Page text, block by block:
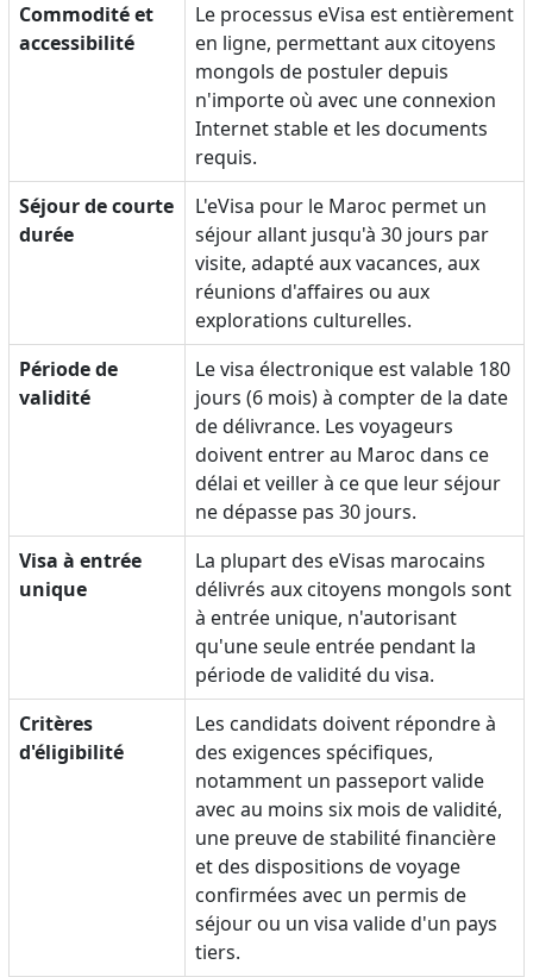
Commodité et
accessibilité
Le processus eVisa est entièrement
en ligne, permettant aux citoyens
mongols de postuler depuis
n'importe où avec une connexion
Internet stable et les documents
requis.
Séjour de courte
durée
L'eVisa pour le Maroc permet un
séjour allant jusqu'à 30 jours par
visite, adapté aux vacances, aux
réunions d'affaires ou aux
explorations culturelles.
Période de
validité
Le visa électronique est valable 180
jours (6 mois) à compter de la date
de délivrance. Les voyageurs
doivent entrer au Maroc dans ce
délai et veiller à ce que leur séjour
ne dépasse pas 30 jours.
Visa à entrée
unique
La plupart des eVisas marocains
délivrés aux citoyens mongols sont
à entrée unique, n'autorisant
qu'une seule entrée pendant la
période de validité du visa.
Critères
d'éligibilité
Les candidats doivent répondre à
des exigences spécifiques,
notamment un passeport valide
avec au moins six mois de validité,
une preuve de stabilité financière
et des dispositions de voyage
confirmées avec un permis de
séjour ou un visa valide d'un pays
tiers.